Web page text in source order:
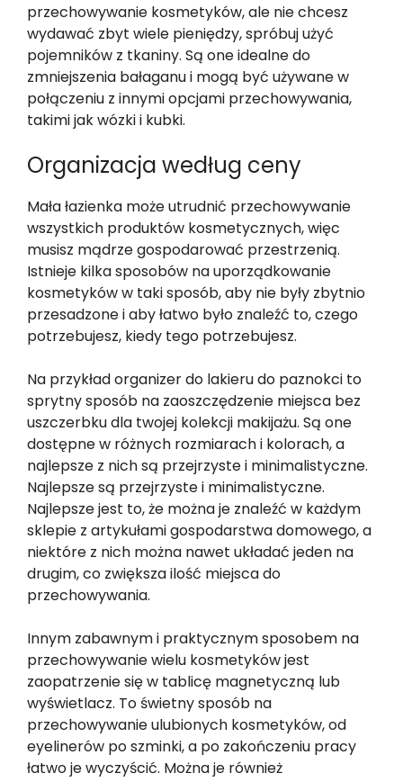
przechowywanie kosmetyków, ale nie chcesz
wydawać zbyt wiele pieniędzy, spróbuj użyć
pojemników z tkaniny. Są one idealne do
zmniejszenia bałaganu i mogą być używane w
połączeniu z innymi opcjami przechowywania,
takimi jak wózki i kubki.
Organizacja według ceny
Mała łazienka może utrudnić przechowywanie
wszystkich produktów kosmetycznych, więc
musisz mądrze gospodarować przestrzenią.
Istnieje kilka sposobów na uporządkowanie
kosmetyków w taki sposób, aby nie były zbytnio
przesadzone i aby łatwo było znaleźć to, czego
potrzebujesz, kiedy tego potrzebujesz.
Na przykład organizer do lakieru do paznokci to
sprytny sposób na zaoszczędzenie miejsca bez
uszczerbku dla twojej kolekcji makijażu. Są one
dostępne w różnych rozmiarach i kolorach, a
najlepsze z nich są przejrzyste i minimalistyczne.
Najlepsze są przejrzyste i minimalistyczne.
Najlepsze jest to, że można je znaleźć w każdym
sklepie z artykułami gospodarstwa domowego, a
niektóre z nich można nawet układać jeden na
drugim, co zwiększa ilość miejsca do
przechowywania.
Innym zabawnym i praktycznym sposobem na
przechowywanie wielu kosmetyków jest
zaopatrzenie się w tablicę magnetyczną lub
wyświetlacz. To świetny sposób na
przechowywanie ulubionych kosmetyków, od
eyelinerów po szminki, a po zakończeniu pracy
łatwo je wyczyścić. Można je również